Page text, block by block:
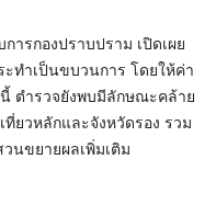
ารกองปราบปราม เปิดเผย
ทำเป็นขบวนการ โดยให้ค่า
ตำรวจยังพบมีลักษณะคล้าย
ยวหลักและจังหวัดรอง รวม
นขยายผลเพิ่มเติม